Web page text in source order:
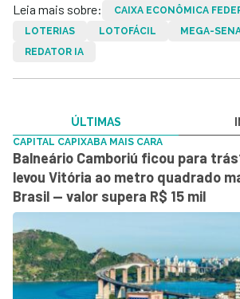
Leia mais sobre: CAIXA ECONÔMICA
LOTERIAS
LOTOFÁCIL MEGA-
REDATOR IA
ÚLTIMAS
CAPITAL CAPIXABA MAIS CARA
Balneário Camboriú ficou para
levou Vitória ao metro quadrado
Brasil — valor supera R$ 15 mil